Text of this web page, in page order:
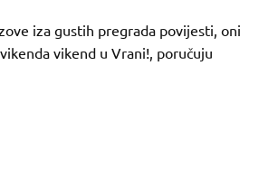
iza gustih pregrada povijesti, oni
vikend u Vrani!, poručuju